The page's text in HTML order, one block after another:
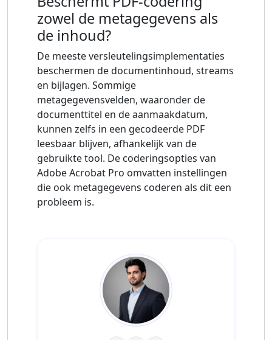
zowel de metagegevens als
de inhoud?
De meeste versleutelingsimplementaties
beschermen de documentinhoud, streams
en bijlagen. Sommige
metagegevensvelden, waaronder de
documenttitel en de aanmaakdatum,
kunnen zelfs in een gecodeerde PDF
leesbaar blijven, afhankelijk van de
gebruikte tool. De coderingsopties van
Adobe Acrobat Pro omvatten instellingen
die ook metagegevens coderen als dit een
probleem is.